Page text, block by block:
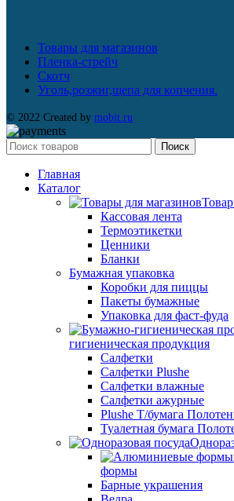
Товары для магазинов
Пленка-стрейч
Скотч
Уголь,розжиг,щепа для копчения.
© 2022 Created by mobit.ru
Поиск
Главная
Каталог
Кассовая лента
Термоэтикетки
Ценники
Бланки
Бумажная упаковка
Коробки для пиццы
Пакеты бумажные
Упаковка для фаст-фуда
гигиеническая продукция
Салфетки
Салфетки Plushe
Салфетки влажные
Салфетки ажурные
Plushe Т/бумага
Туалетная бумага
формы
Барные украшения